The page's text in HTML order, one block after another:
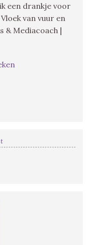
een drankje voor
van vuur en
& Mediacoach |